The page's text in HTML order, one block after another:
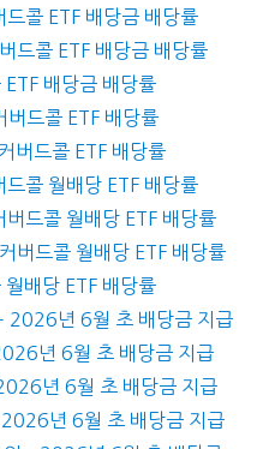
콜 ETF 배당금 배당률
드콜 ETF 배당금 배당률
배당금 배당률
드콜 ETF 배당률
버드콜 ETF 배당률
콜 월배당 ETF 배당률
드콜 월배당 ETF 배당률
버드콜 월배당 ETF 배당률
배당 ETF 배당률
2026년 6월 초 배당금 지급
년 6월 초 배당금 지급
년 6월 초 배당금 지급
2026년 6월 초 배당금 지급